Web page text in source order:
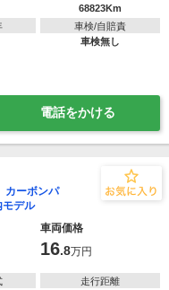
68823Km
車検/自賠責
車検無し
電話をかける
ーボンパ
デル
車両価格
16.8万円
走行距離